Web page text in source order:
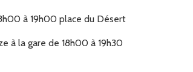
à 19h00 place du Désert
à la gare de 18h00 à 19h30